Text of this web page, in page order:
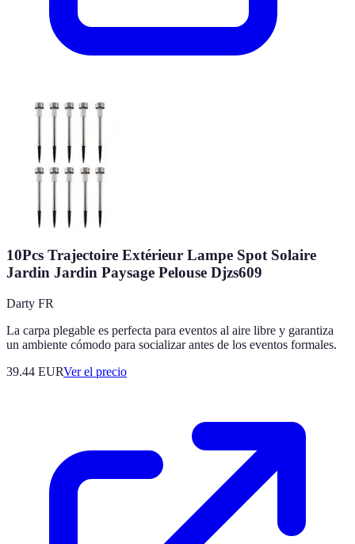
10Pcs Trajectoire Extérieur Lampe Spot Solaire
Jardin Jardin Paysage Pelouse Djzs609
Darty FR
La carpa plegable es perfecta para eventos al aire libre y garantiza
un ambiente cómodo para socializar antes de los eventos formales.
39.44 EURVer el precio